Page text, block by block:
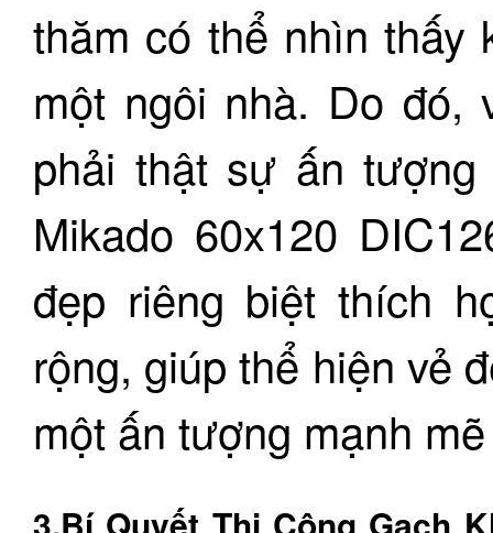
thăm có thể nhìn thấy
một ngôi nhà. Do đó,
phải thật sự ấn
Mikado 60x120
đẹp riêng biệt thích
rộng, giúp thể hiện vẻ
một ấn tượng mạnh
3.Bí Quyết Thi Công Gạch